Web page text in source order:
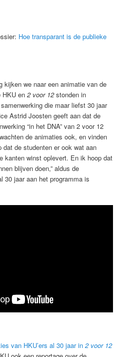
Hoe transparant is de publieke
kijken we naar een animatie van de
HKU en2 voor 12stonden in
die maar liefst 30 jaar
Astrid Joosten geeft aan dat de
“in het DNA” van 2 voor 12
de animaties ook, en vinden
de studenten er ook wat aan
kanten winst oplevert. En ik hoop dat
blijven doen,” aldus de
30 jaar aan het programma is
van HKU’ers al 30 jaar in 2 voor 12